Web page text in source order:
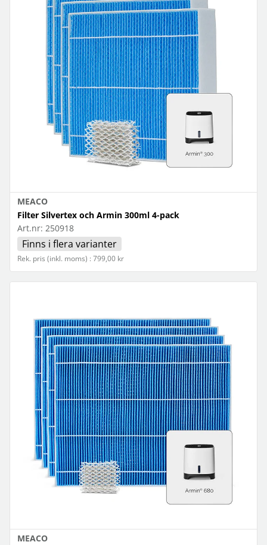
MEACO
Filter Silvertex och Armin 300ml 4-pack
Art.nr: 250918
Finns i flera varianter
Rek. pris (inkl. moms) : 799,00 kr
MEACO